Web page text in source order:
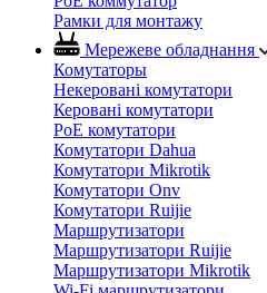
Рамки для монтажу
Мережеве обладнання
Комутаторы
Некеровані комутатори
Керовані комутатори
PoE комутатори
Комутатори Dahua
Комутатори Mikrotik
Комутатори Onv
Комутатори Ruijie
Маршрутизатори
Маршрутизатори Ruijie
Маршрутизатори Mikrotik